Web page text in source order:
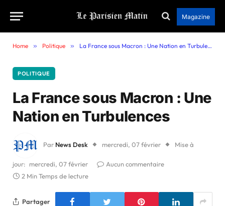
Magazine
Home » Politique » La France sous Macron : Une Nation en Turbulences
POLITIQUE
La France sous Macron : Une
Nation en Turbulences
Par News Desk mercredi, 07 février Mise à
jour: mercredi, 07 février
Aucun commentaire
2 Min Temps de lecture
Partager